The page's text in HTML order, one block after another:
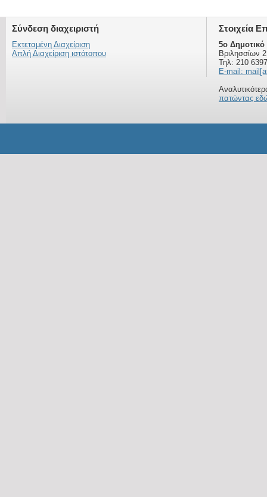
Σύνδεση διαχειριστή
Εκτεταμένη Διαχείριση
Απλή Διαχείριση ιστότοπου
Στοιχεία
5ο Δημοτικό
Βριλησσίων
Τηλ: 210
E-mail:
πατώντας